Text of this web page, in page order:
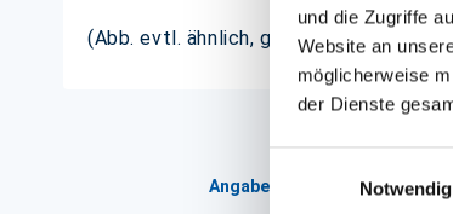
und die Zugriffe
Website an
möglicherweise
der Dienste
Notwendig
(Abb. evtl. ähnlich, ggf. ohne Dekoration)
Angaben zur